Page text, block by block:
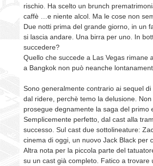
rischio. Ha scelto un brunch
caffè …e niente alcol. Ma le cose non
Due notti prima del grande giorno, in un
si lascia andare. Una birra per uno. In
succedere?
Quello che succede a Las Vegas rimane
a Bangkok non può neanche
Sono generalmente contrario ai sequel
dal ridere, perchè temo la delusione.
prosegue degnamente la saga del primo
Semplicemente perfetto, dal cast alla
successo. Sul cast due sottolineature:
cinema di oggi, un nuovo Jack Black per
Altra nota per la piccola parte del
su un cast già completo. Fatico a